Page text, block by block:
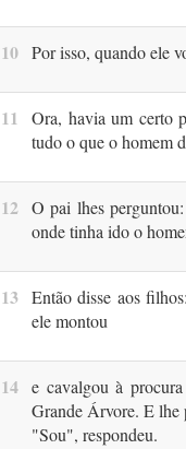
10 Por isso, quando ele
11
Ora, havia um certo
tudo o que o homem
12 O pai lhes
onde tinha ido o
13 Então disse aos
ele montou
14 e cavalgou à
Grande Árvore. E lhe
"Sou", respondeu.